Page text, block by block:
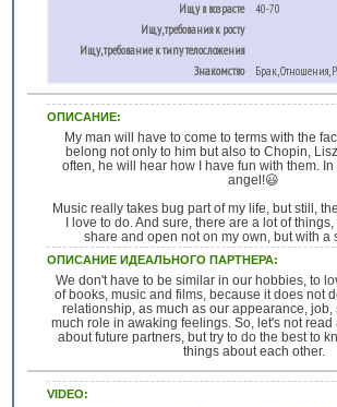
Ищу в возрасте
40-70
Ищу, требования к росту
Ищу, требование к типу телосложения
Знакомство
Брак, Отношения,
ОПИСАНИЕ:
My man will have to come to terms with the
belong not only to him but also to Chopin,
often, he will hear how I have fun with them.
angel!😃
Music really takes bug part of my life, but still,
I love to do. And sure, there are a lot of
share and open not on my own, but with a
ОПИСАНИЕ ИДЕАЛЬНОГО ПАРТНЕРА:
We don't have to be similar in our hobbies, to
of books, music and films, because it does not
relationship, as much as our appearance, job,
much role in awaking feelings. So, let's not
about future partners, but try to do the best to
things about each other.
VIDEO: